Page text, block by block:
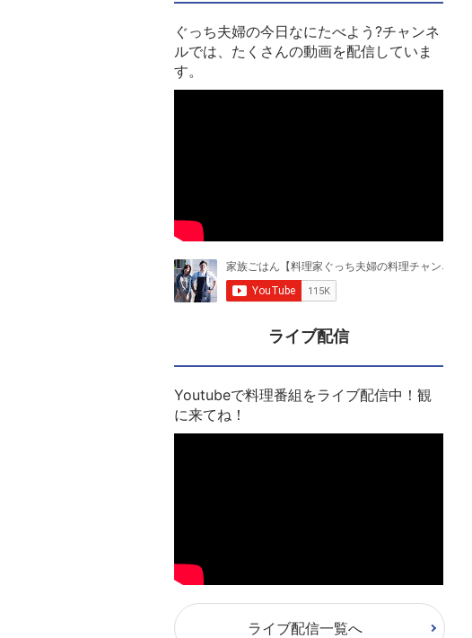
ぐっち夫婦の今日なにたべよう?チャンネ
ルでは、たくさんの動画を配信していま
す。
ライブ配信
Youtubeで料理番組をライブ配信中！観
に来てね！
ライブ配信一覧へ